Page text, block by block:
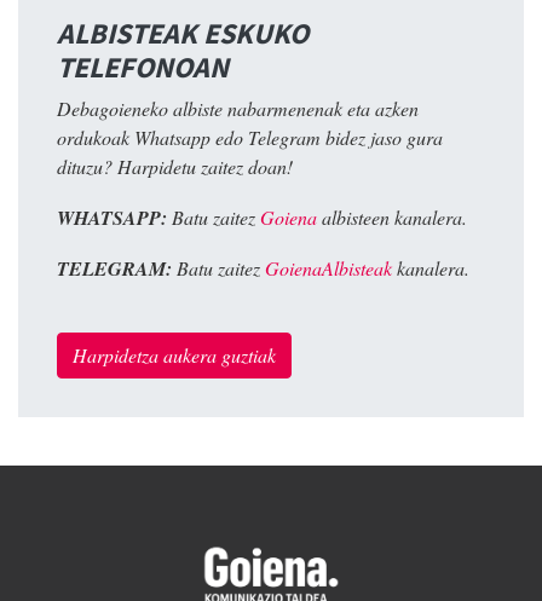
ALBISTEAK ESKUKO
TELEFONOAN
Debagoieneko albiste nabarmenenak eta azken
ordukoak Whatsapp edo Telegram bidez jaso gura
dituzu? Harpidetu zaitez doan!
WHATSAPP: Batu zaitezGoienaalbisteen kanalera.
TELEGRAM: Batu zaitezGoienaAlbisteakkanalera.
Harpidetza aukera guztiak